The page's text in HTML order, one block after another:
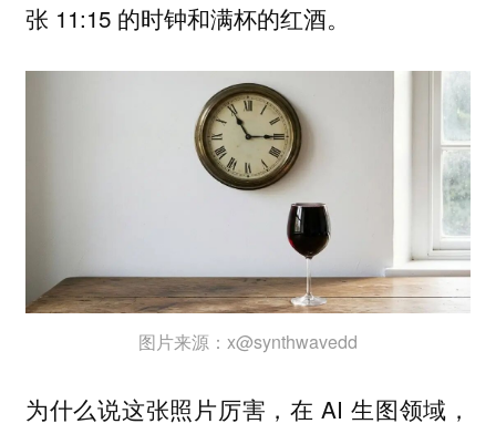
张 11:15 的时钟和满杯的红酒。
图片来源：x@synthwavedd
为什么说这张照片厉害，在 AI 生图领域，